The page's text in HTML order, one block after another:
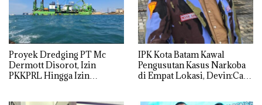
Proyek Dredging PT Mc
Dermott Disorot, Izin
PKKPRL Hingga Izin
IPK Kota Batam Kawal
Pengusutan Kasus Narkoba
di Empat Lokasi, Devin:Cari